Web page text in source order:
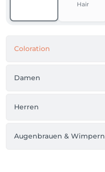
Hair
Coloration
Damen
Herren
Augenbrauen & Wimpern